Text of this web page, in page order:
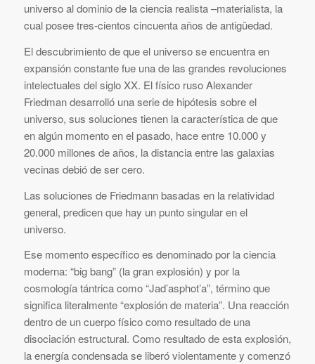
universo al dominio de la ciencia realista –materialista, la
cual posee tres-cientos cincuenta años de antigüedad.
El descubrimiento de que el universo se encuentra en
expansión constante fue una de las grandes revoluciones
intelectuales del siglo XX. El físico ruso Alexander
Friedman desarrolló una serie de hipótesis sobre el
universo, sus soluciones tienen la característica de que
en algún momento en el pasado, hace entre 10.000 y
20.000 millones de años, la distancia entre las galaxias
vecinas debió de ser cero.
Las soluciones de Friedmann basadas en la relatividad
general, predicen que hay un punto singular en el
universo.
Ese momento específico es denominado por la ciencia
moderna: “big bang” (la gran explosión) y por la
cosmología tántrica como “Jad’asphot’a”, término que
significa literalmente “explosión de materia”. Una reacción
dentro de un cuerpo físico como resultado de una
disociación estructural. Como resultado de esta explosión,
la energía condensada se liberó violentamente y comenzó